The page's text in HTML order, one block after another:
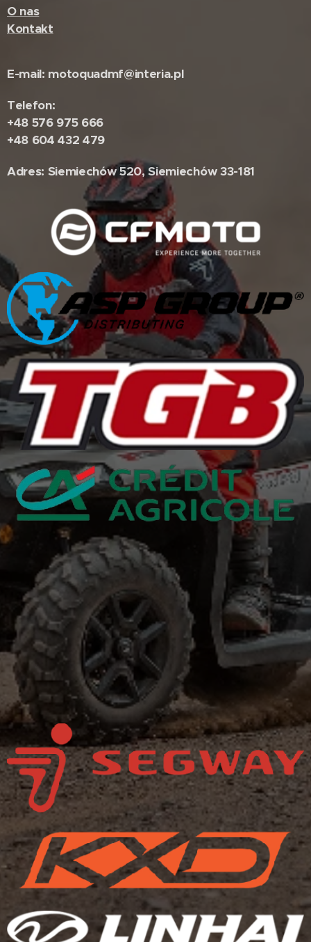
O nas
Kontakt
E-mail: motoquadmf@interia.pl
Telefon:
+48 576 975 666
+48 604 432 479
Adres: Siemiechów 520, Siemiechów 33-181